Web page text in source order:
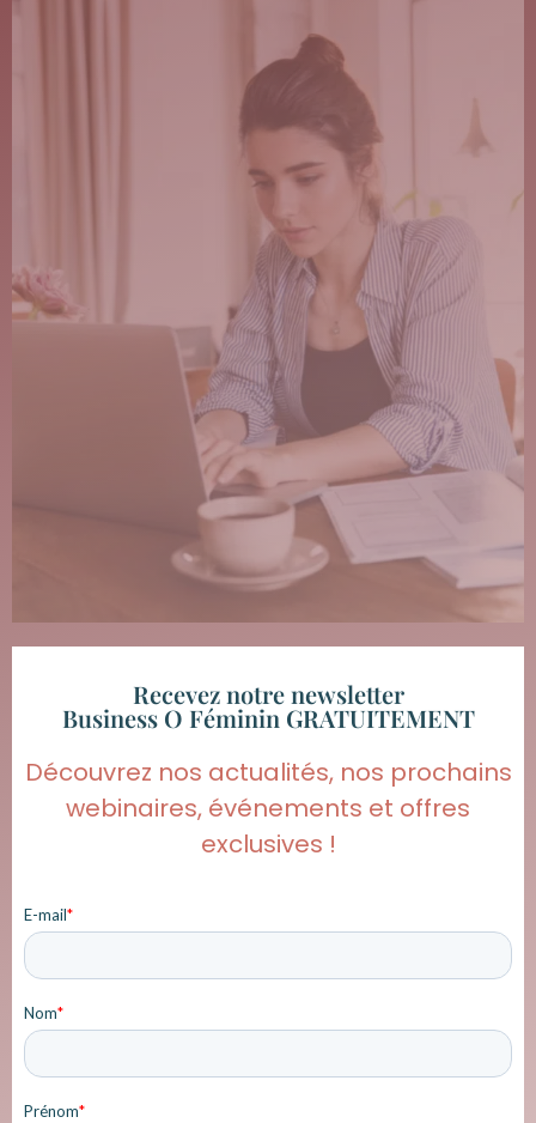
Recevez notre newsletter
Business O Féminin GRATUITEMENT
Découvrez nos actualités, nos prochains
webinaires, événements et offres
exclusives !